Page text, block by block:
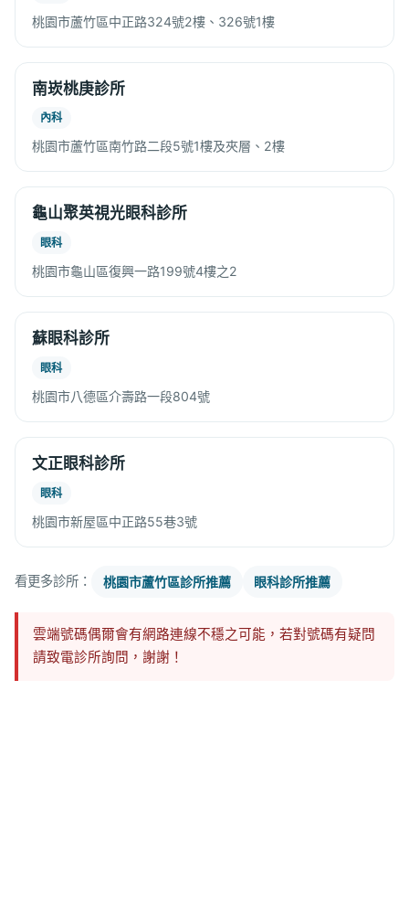
桃園市蘆竹區中正路324號2樓、326號1樓
南崁桃庚診所
內科
桃園市蘆竹區南竹路二段5號1樓及夾層、2樓
龜山聚英視光眼科診所
眼科
桃園市龜山區復興一路199號4樓之2
蘇眼科診所
眼科
桃園市八德區介壽路一段804號
文正眼科診所
眼科
桃園市新屋區中正路55巷3號
看更多診所： 桃園市蘆竹區診所推薦 眼科診所推薦
雲端號碼偶爾會有網路連線不穩之可能，若對號碼有疑問
請致電診所詢問，謝謝！